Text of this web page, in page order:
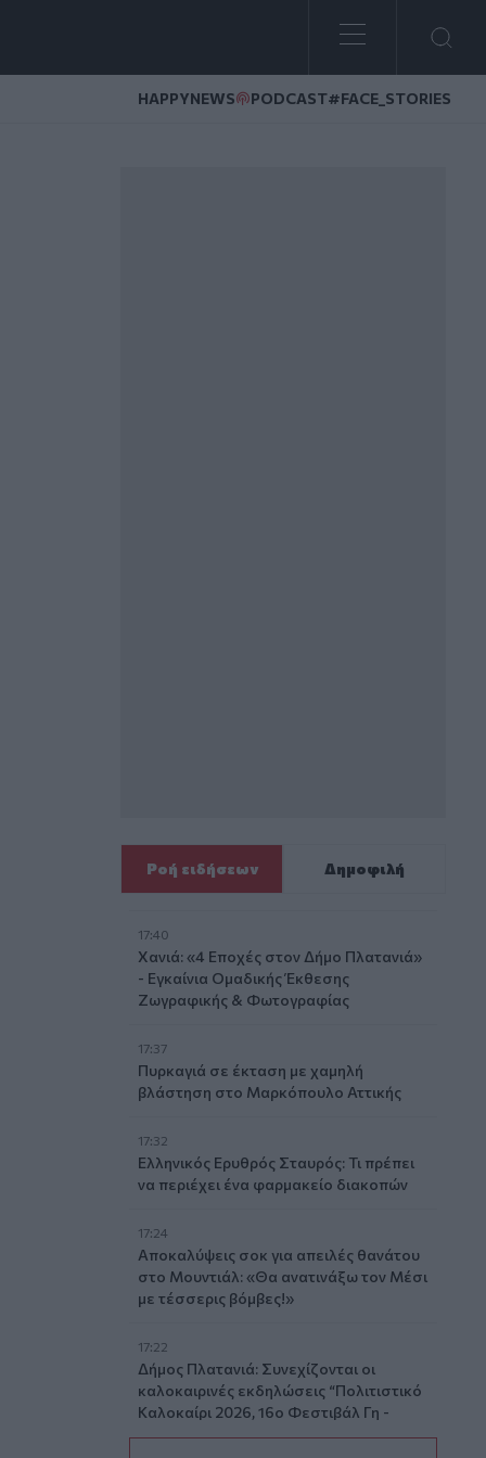
HAPPYNEWS PODCAST#FACE_STORIES
Ροή ειδήσεων Δημοφιλή
17:40
Χανιά: «4 Εποχές στον Δήμο Πλατανιά»
- Εγκαίνια Ομαδικής Έκθεσης
Ζωγραφικής & Φωτογραφίας
17:37
Πυρκαγιά σε έκταση με χαμηλή
βλάστηση στο Μαρκόπουλο Αττικής
17:32
Ελληνικός Ερυθρός Σταυρός: Τι πρέπει
να περιέχει ένα φαρμακείο διακοπών
17:24
Aποκαλύψεις σοκ για απειλές θανάτου
στο Μουντιάλ: «Θα ανατινάξω τον Μέσι
με τέσσερις βόμβες!»
17:22
Δήμος Πλατανιά: Συνεχίζονται οι
καλοκαιρινές εκδηλώσεις “Πολιτιστικό
Καλοκαίρι 2026, 16ο Φεστιβάλ Γη -
Πολιτισμός- Τουρισμός”